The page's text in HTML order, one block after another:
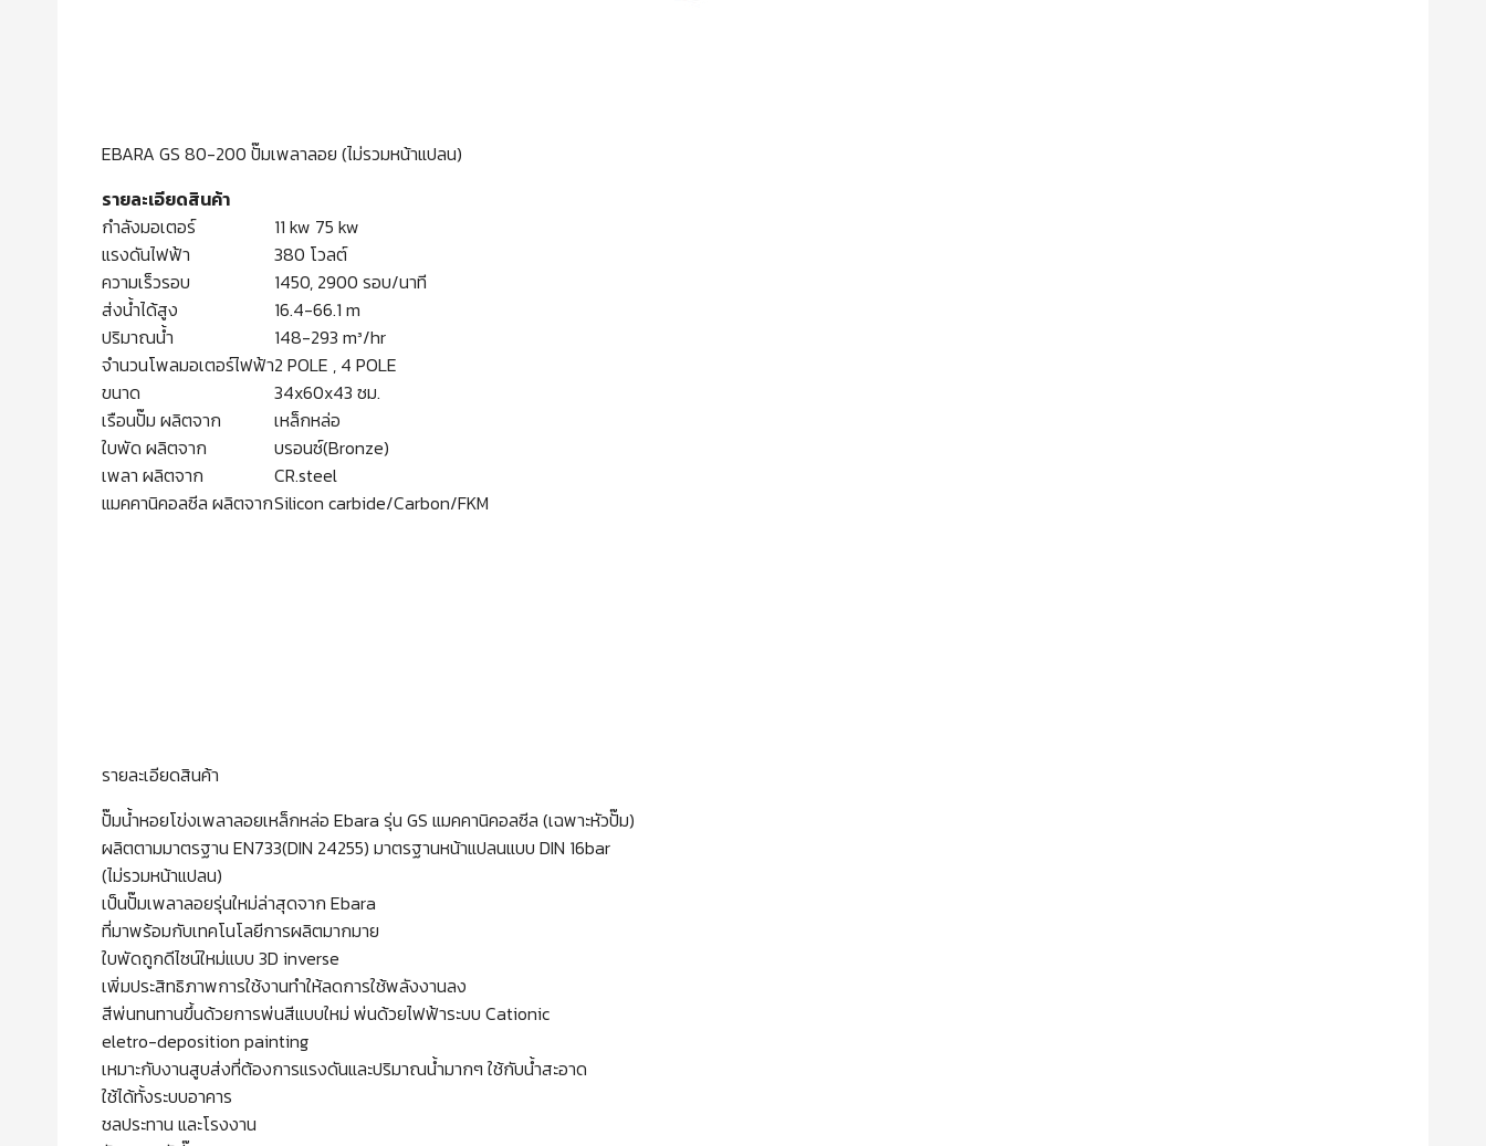
EBARA GS 80-200 ปั๊มเพลาลอย (ไม่รวมหน้าแปลน)
รายละเอียดสินค้า
กำลังมอเตอร์
11 kw 75 kw
แรงดันไฟฟ้า
380 โวลต์
ความเร็วรอบ
1450, 2900 รอบ/นาที
ส่งน้ำได้สูง
16.4-66.1 m
ปริมาณน้ำ
148-293 m³/hr
จำนวนโพลมอเตอร์ไฟฟ้า2 POLE , 4 POLE
ขนาด
34x60x43 ซม.
เรือนปั๊ม ผลิตจาก
เหล็กหล่อ
ใบพัด ผลิตจาก
บรอนซ์(Bronze)
เพลา ผลิตจาก
CR.steel
แมคคานิคอลซีล ผลิตจากSilicon carbide/Carbon/FKM
รายละเอียดสินค้า
ปั๊มน้ำหอยโข่งเพลาลอยเหล็กหล่อ Ebara รุ่น GS แมคคานิคอลซีล (เฉพาะหัวปั๊ม)
ผลิตตามมาตรฐาน EN733(DIN 24255) มาตรฐานหน้าแปลนแบบ DIN 16bar
(ไม่รวมหน้าแปลน)
เป็นปั๊มเพลาลอยรุ่นใหม่ล่าสุดจาก Ebara
ที่มาพร้อมกับเทคโนโลยีการผลิตมากมาย
ใบพัดถูกดีไซน์ใหม่แบบ 3D inverse
เพิ่มประสิทธิภาพการใช้งานทำให้ลดการใช้พลังงานลง
สีพ่นทนทานขึ้นด้วยการพ่นสีแบบใหม่ พ่นด้วยไฟฟ้าระบบ Cationic
eletro-deposition painting
เหมาะกับงานสูบส่งที่ต้องการแรงดันและปริมาณน้ำมากๆ ใช้กับน้ำสะอาด
ใช้ได้ทั้งระบบอาคาร
ชลประทาน และโรงงาน